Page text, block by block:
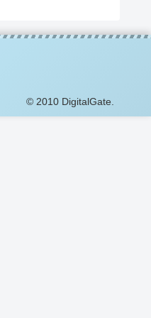
© 2010 DigitalGate.